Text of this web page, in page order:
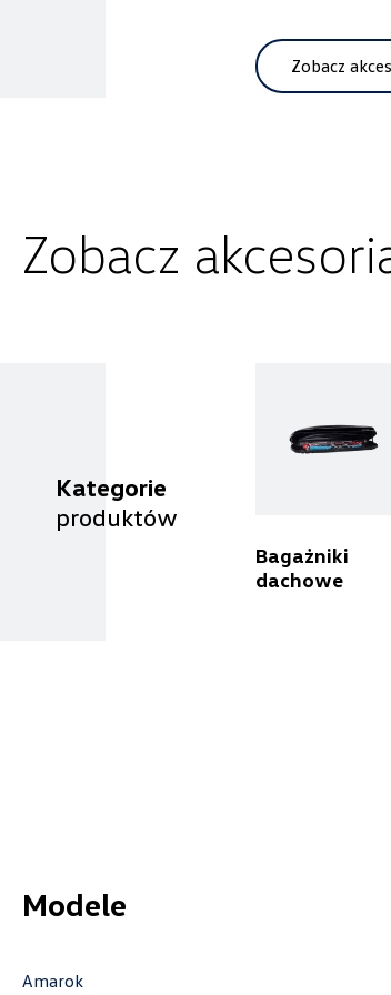
Zobacz
Zobacz
Kategorie
produktów
Bagażniki
dachowe
Autorud Stalowa Wola
ul. Komisji Edukacji Narodowej
czesci.sz@benepol.pl
Modele
Amarok